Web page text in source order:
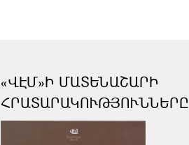
«ՎԷՄ»Ի ՄԱՏԵՆԱՇԱՐԻ
ՀՐԱՏԱՐԱԿՈՒԹՅՈՒՆՆԵՐԸ